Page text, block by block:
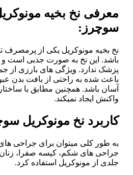
سوچرز:
نخ بخیه مونوکریل یکی از پرمصرف
باشد. این نخ به صورت جذبی است
پزشک ندارد. ویژگی های بارزی از
باعث شده به راحتی از بافت بدن
آسان باشد. همچنین مطابق با
واکنش ایجاد نمیکند.
کاربرد نخ مونوکریل
به طور کلی میتوان برای جراحی
جراحی های شکم، کیسه صفرا، زنان
جلدی از مونوکریل استفاده کرد.